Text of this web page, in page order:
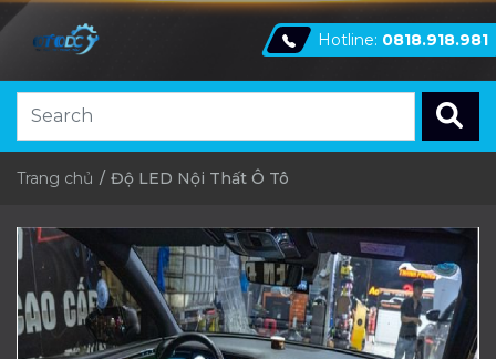
Hotline: 0818.918.981
Trang chủ Độ LED Nội Thất Ô Tô